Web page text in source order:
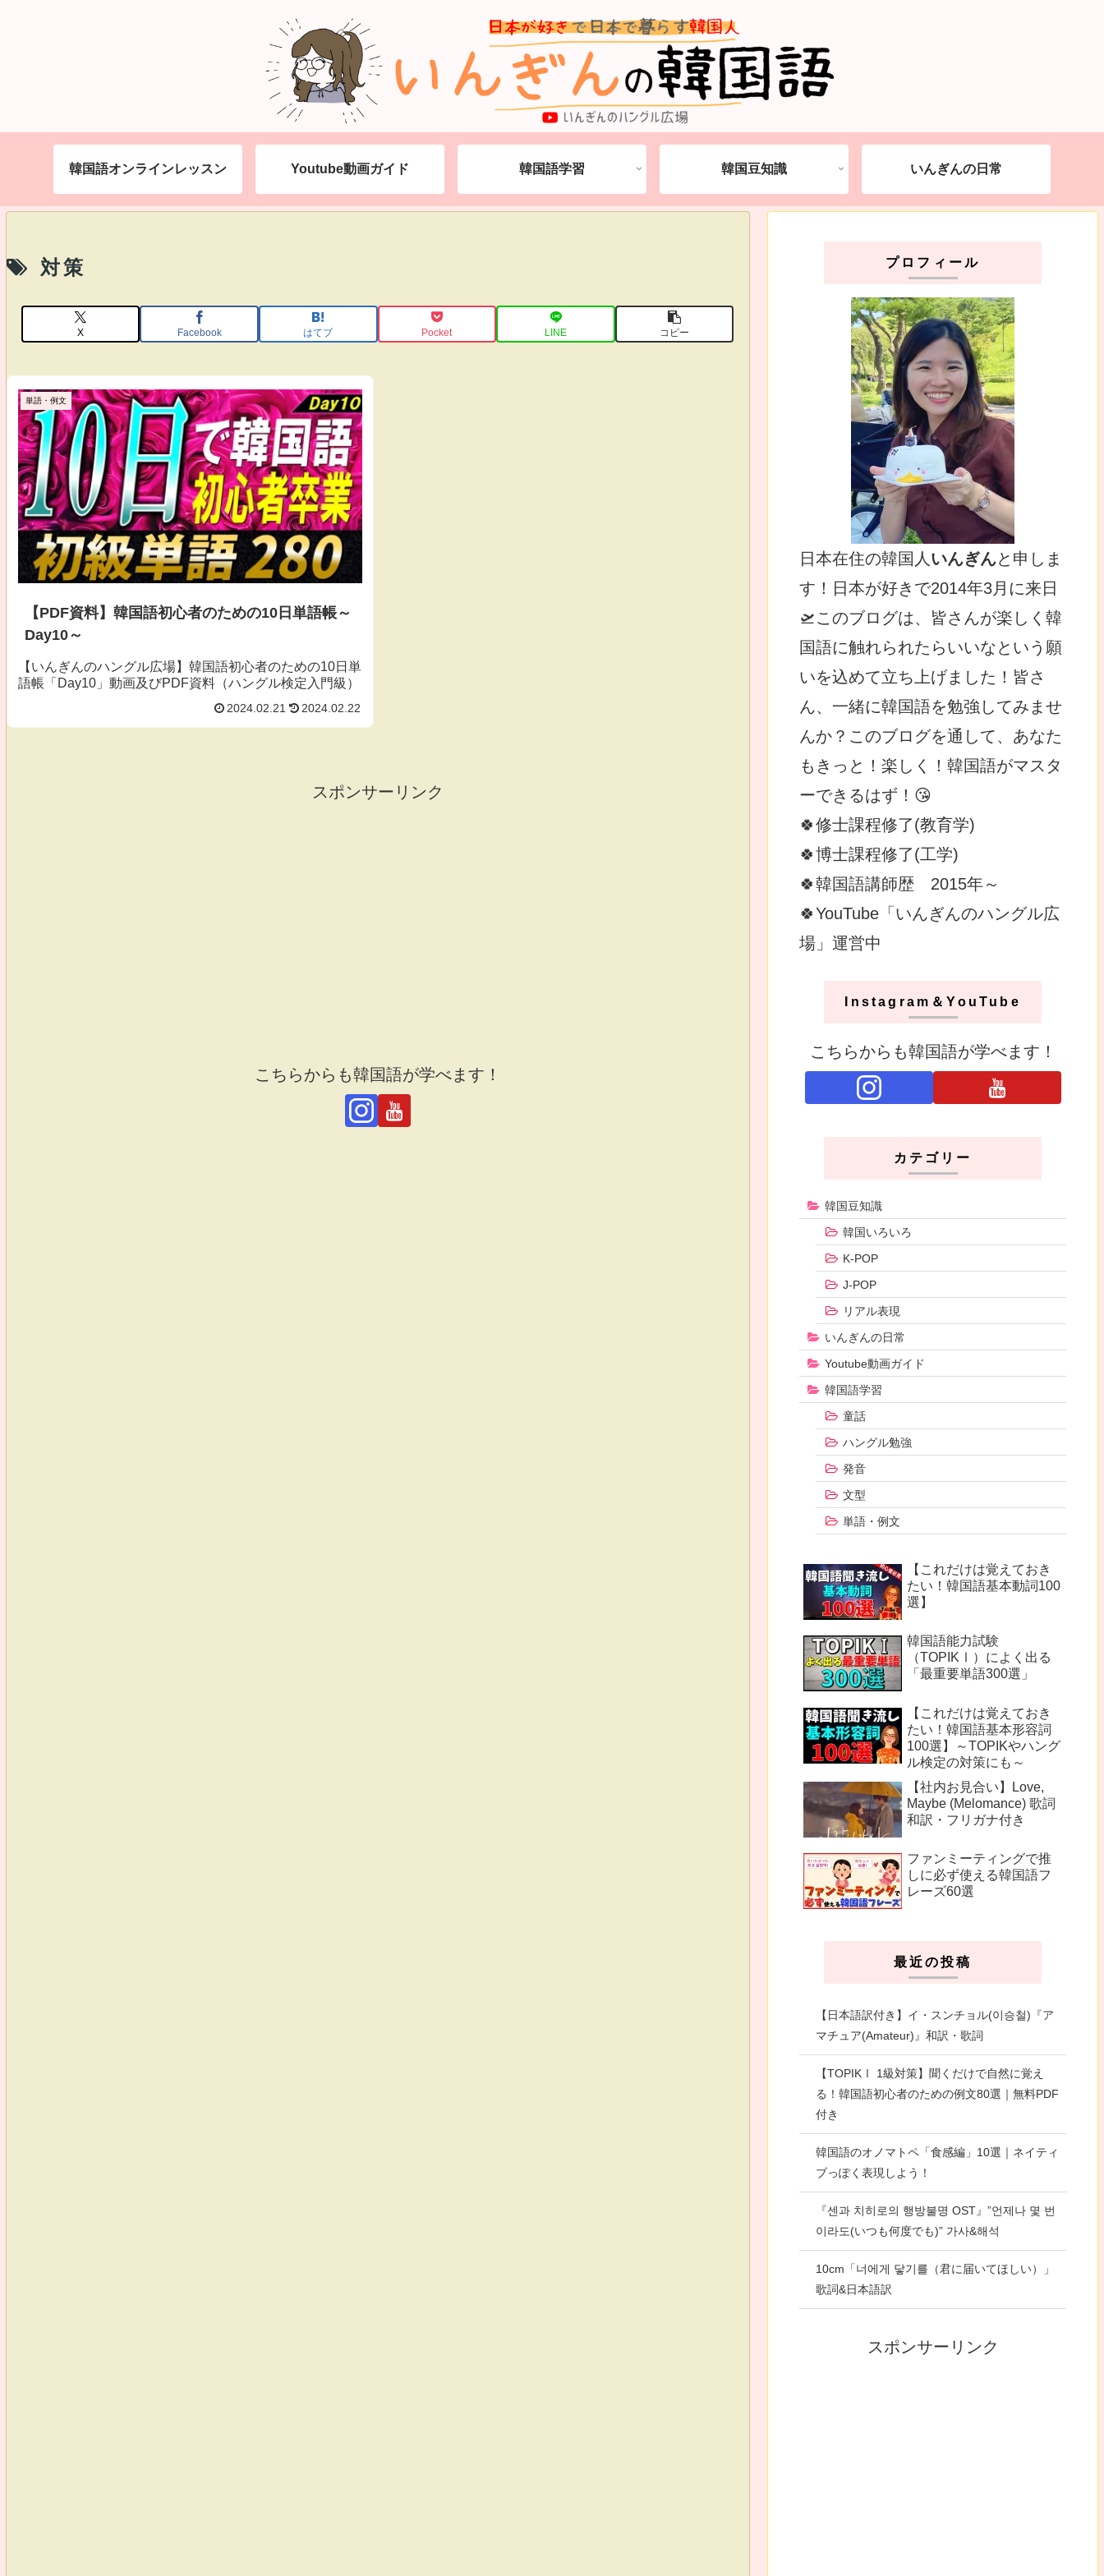
韓国語オンラインレッスン Youtube動画ガイド 韓国語学習 韓国豆知識 いんぎんの日常
対策
X Facebook はてブ Pocket LINE コピー
単語・例文
【PDF資料】韓国語初心者のための10日単語帳～
Day10～
【いんぎんのハングル広場】韓国語初心者のための10日単
語帳「Day10」動画及びPDF資料（ハングル検定入門級）
2024.02.21 2024.02.22
スポンサーリンク
こちらからも韓国語が学べます！
プロフィール
日本在住の韓国人 いんぎんと申しま
す！日本が好きで2014年3月に来日
🛫このブログは、皆さんが楽しく韓
国語に触れられたらいいなという願
いを込めて立ち上げました！皆さ
ん、一緒に韓国語を勉強してみませ
んか？このブログを通して、あなた
もきっと！楽しく！韓国語がマスタ
ーできるはず！😘
🍀修士課程修了(教育学)
🍀博士課程修了(工学)
🍀韓国語講師歴 2015年～
🍀YouTube「いんぎんのハングル広
場」運営中
Instagram＆YouTube
こちらからも韓国語が学べます！
カテゴリー
韓国豆知識
韓国いろいろ
K-POP
J-POP
リアル表現
いんぎんの日常
Youtube動画ガイド
韓国語学習
童話
ハングル勉強
発音
文型
単語・例文
【これだけは覚えておき
たい！韓国語基本動詞100
選】
韓国語能力試験
（TOPIKⅠ）によく出る
「最重要単語300選」
【これだけは覚えておき
たい！韓国語基本形容詞
100選】～TOPIKやハング
ル検定の対策にも～
【社内お見合い】Love,
Maybe (Melomance) 歌詞
和訳・フリガナ付き
ファンミーティングで推
しに必ず使える韓国語フ
レーズ60選
最近の投稿
【日本語訳付き】イ・スンチョル(이승철)『ア
マチュア(Amateur)』和訳・歌詞
【TOPIKⅠ 1級対策】聞くだけで自然に覚え
る！韓国語初心者のための例文80選｜無料PDF
付き
韓国語のオノマトペ「食感編」10選｜ネイティ
ブっぽく表現しよう！
『센과 치히로의 행방불명 OST』”언제나 몇 번
이라도(いつも何度でも)” 가사&해석
10cm「너에게 닿기를（君に届いてほしい）」
歌詞&日本語訳
スポンサーリンク